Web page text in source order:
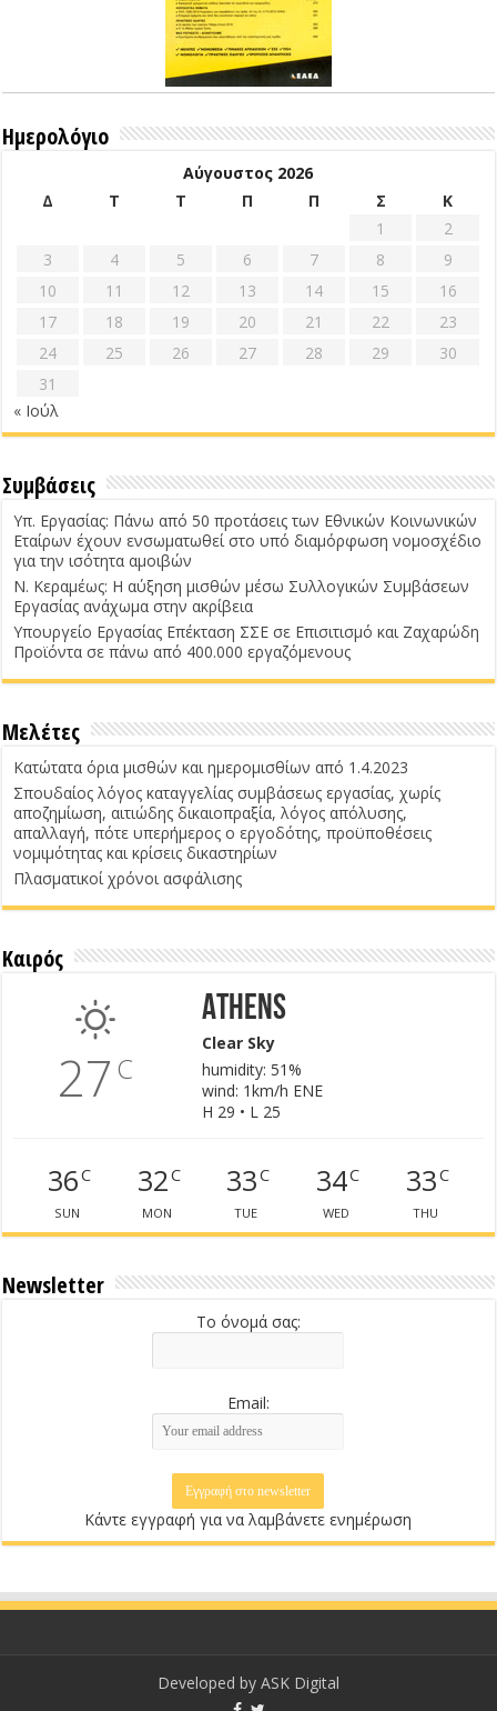
Ημερολόγιο
Αύγουστος 2026
Δ
Τ Τ Π Π Σ
Κ
1
2
3
4 5 6 7 8
9
10
11 12 13 14 15
16
17
18 19 20 21 22
23
24
25 26 27 28 29
30
31
« Ιούλ
Συμβάσεις
Υπ. Εργασίας: Πάνω από 50 προτάσεις των Εθνικών Κοινωνικών
Εταίρων έχουν ενσωματωθεί στο υπό διαμόρφωση νομοσχέδιο
για την ισότητα αμοιβών
Ν. Κεραμέως: Η αύξηση μισθών μέσω Συλλογικών Συμβάσεων
Εργασίας ανάχωμα στην ακρίβεια
Υπουργείο Εργασίας Επέκταση ΣΣΕ σε Επισιτισμό και Ζαχαρώδη
Προϊόντα σε πάνω από 400.000 εργαζόμενους
Μελέτες
Κατώτατα όρια μισθών και ημερομισθίων από 1.4.2023
Σπουδαίος λόγος καταγγελίας συμβάσεως εργασίας, χωρίς
αποζημίωση, αιτιώδης δικαιοπραξία, λόγος απόλυσης,
απαλλαγή, πότε υπερήμερος ο εργοδότης, προϋποθέσεις
νομιμότητας και κρίσεις δικαστηρίων
Πλασματικοί χρόνοι ασφάλισης
Καιρός
27 C
Athens
Clear Sky
humidity: 51%
wind: 1km/h ENE
H 29 • L 25
36C
SUN
32C
MON
33C
TUE
34C
WED
33C
THU
Newsletter
Το όνομά σας:
Email:
Κάντε εγγραφή για να λαμβάνετε ενημέρωση
Developed by ASK Digital